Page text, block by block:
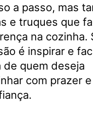
a passo, mas
e truques que
na cozinha.
é inspirar e
de quem deseja
com prazer e